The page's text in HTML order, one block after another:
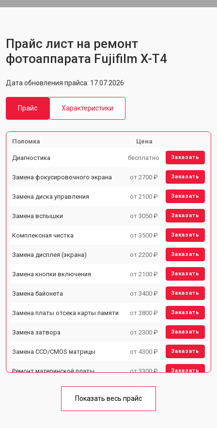
Прайс лист на ремонт
фотоаппарата Fujifilm X-T4
Дата обновления прайса: 17.07.2026
Прайс Характеристики
Поломка Цена
Диагностика бесплатно Заказать
Замена фокусировочного экрана от 2700 ₽ Заказать
Замена диска управления от 2100 ₽ Заказать
Замена вспышки от 3050 ₽ Заказать
Комплексная чистка от 3500 ₽ Заказать
Замена дисплея (экрана) от 2200 ₽ Заказать
Замена кнопки включения от 2100 ₽ Заказать
Замена байонета от 3400 ₽ Заказать
Замена платы отсека карты памяти от 3800 ₽ Заказать
Замена затвора от 2300 ₽ Заказать
Замена CCD/CMOS матрицы от 4300 ₽ Заказать
Ремонт материнской платы от 3300 ₽ Заказать
Показать весь прайс